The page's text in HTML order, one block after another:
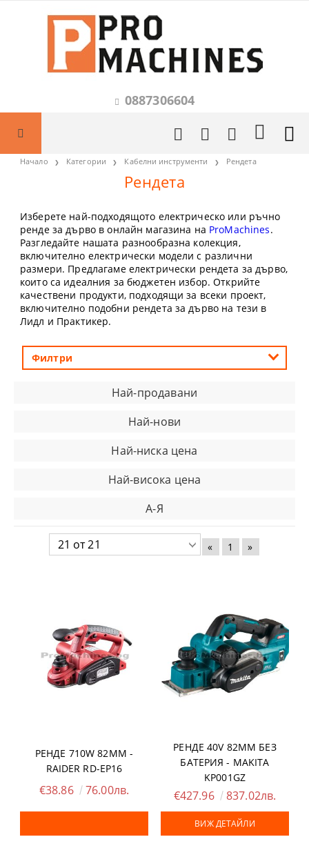
0887306604
Начало Категории Кабелни инструменти Рендета
Рендета
Изберете най-подходящото електрическо или ръчно
ренде за дърво в онлайн магазина на ProMachines.
Разгледайте нашата разнообразна колекция,
включително електрически модели с различни
размери. Предлагаме електрически рендета за дърво,
които са идеалния за бюджетен избор. Открийте
качествени продукти, подходящи за всеки проект,
включително подобни рендета за дърво на тези в
Лидл и Практикер.
Филтри
Най-продавани
Най-нови
Най-ниска цена
Най-висока цена
А-Я
« 1 »
РЕНДЕ 710W 82ММ -
RAIDER RD-EP16
€38.86 76.00лв.
РЕНДЕ 40V 82ММ БЕЗ
БАТЕРИЯ - MAKITA
KP001GZ
€427.96 837.02лв.
ВИЖ ДЕТАЙЛИ